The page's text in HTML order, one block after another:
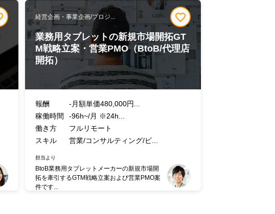
経営企画・事業企画/プロジ...
業務用タブレットの新規市場開拓GT
M戦略立案・営業PMO（BtoB/代理店
開拓）
報酬
-月額単価480,000円...
稼働時間
-96h~/月 ※24h...
働き方
フルリモート
スキル
営業/コンサルティング/ビ...
担当より
BtoB業務用タブレットメーカーの新規市場開
拓を牽引するGTM戦略立案および営業PMO案
件です...